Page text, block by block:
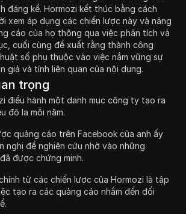
đáng kể. Hormozi kết thúc bằng cách
xem áp dụng các chiến lược này và nâng
cáo của họ thông qua việc phân tích và
cuối cùng đề xuất rằng thành công
số phụ thuộc vào việc nắm vững sự
giả và tính liên quan của nội dung.
trọng
điều hành một danh mục công ty tạo ra
đô la mỗi năm.
quảng cáo trên Facebook của anh ấy
nghị để nghiên cứu nhờ vào những
được chứng minh.
từ các chiến lược của Hormozi là tập
tạo ra các quảng cáo nhắm đến đối